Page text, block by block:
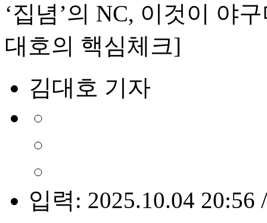
‘집념’의 NC, 이것이 야
대호의 핵심체크]
김대호 기자
입력: 2025.10.04 20:56